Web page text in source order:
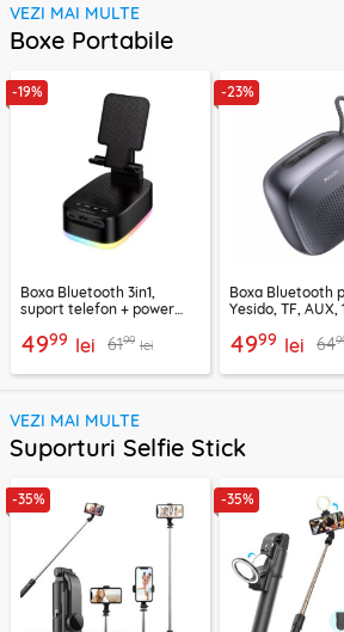
VEZI MAI MULTE
Boxe Portabile
-19%
Boxa Bluetooth 3in1,
suport telefon + power
BR200
4999 lei 6199 lei
-23%
Boxa Bluetooth
Yesido, TF, AUX,
4999 lei 64
VEZI MAI MULTE
Suporturi Selfie Stick
-35% -35%